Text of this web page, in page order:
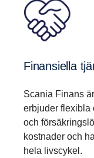
Finansiella
Scania Finans
erbjuder flexibla
och
kostnader och
hela livscykel.